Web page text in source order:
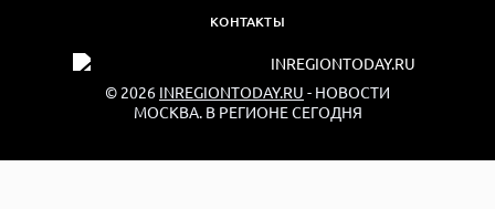
КОНТАКТЫ
© 2026 INREGIONTODAY.RU - НОВОСТИ
МОСКВА. В РЕГИОНЕ СЕГОДНЯ